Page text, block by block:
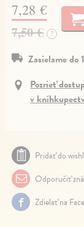
7,28 €
7,50 € ?
Zasielame do
Pozrieť
v
Pridať do
Odporučiť
Zdielať na